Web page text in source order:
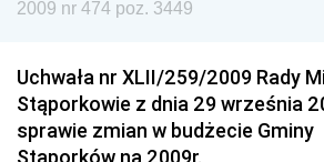
Inspektora Ochrony Środowiska
Dziennik Urzędowy Ministerstwa
Narodowego i Sportu
Dziennik Urzędowy Ministra
2009 nr 474 poz. 3449
Uchwała nr XLII/259/2009 Rady
Stąporkowie z dnia 29 września
sprawie zmian w budżecie Gminy